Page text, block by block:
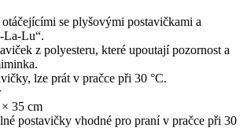
se plyšovými postavičkami a
La-Lu“.
z polyesteru, které upoutají pozornost a
lze prát v pračce při 30 °C.
35 cm
postavičky vhodné pro praní v pračce při 30